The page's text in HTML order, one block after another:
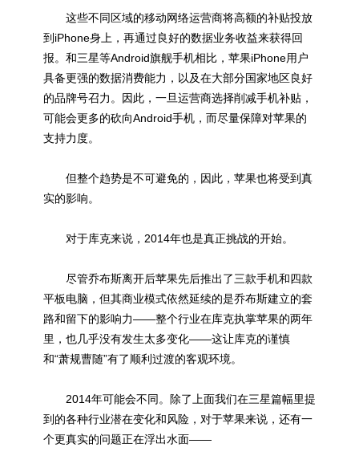
这些不同区域的移动网络运营商将高额的补贴投放
到iPhone身上，再通过良好的数据业务收益来获得回
报。和三星等Android旗舰手机相比，苹果iPhone用户
具备更强的数据消费能力，以及在大部分国家地区良好
的品牌号召力。因此，一旦运营商选择削减手机补贴，
可能会更多的砍向Android手机，而尽量保障对苹果的
支持力度。
但整个趋势是不可避免的，因此，苹果也将受到真
实的影响。
对于库克来说，2014年也是真正挑战的开始。
尽管乔布斯离开后苹果先后推出了三款手机和四款
平板电脑，但其商业模式依然延续的是乔布斯建立的套
路和留下的影响力——整个行业在库克执掌苹果的两年
里，也几乎没有发生太多变化——这让库克的谨慎
和“萧规曹随”有了顺利过渡的客观环境。
2014年可能会不同。除了上面我们在三星篇幅里提
到的各种行业潜在变化和风险，对于苹果来说，还有一
个更真实的问题正在浮出水面——